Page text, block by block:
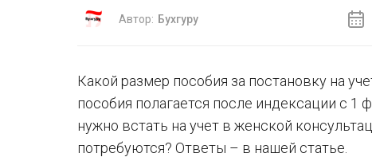
Автор: Бухгуру
Какой размер пособия за постановку на
пособия полагается после индексации с 1
нужно встать на учет в женской
потребуются? Ответы – в нашей статье.